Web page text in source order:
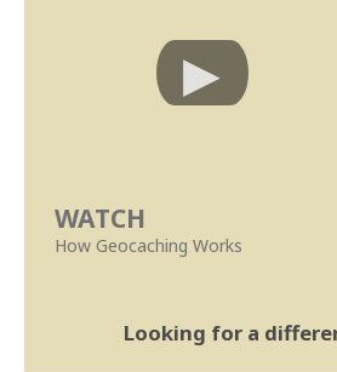
WATCH
How Geocaching Works
Looking for a